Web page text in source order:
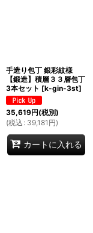
手造り包丁 銀彩紋様
【鍛造】積層３３層包丁
3本セット [k-gin-3st]
35,619円(税別)
(税込 : 39,181 円)
カートに入れる